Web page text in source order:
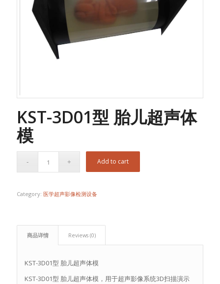
KST-3D01型 胎儿超声体
模
Add to cart
Category: 医学超声影像检测设备
商品详情 Reviews (0)
KST-3D01型 胎儿超声体模
KST-3D01型 胎儿超声体模，用于超声影像系统3D扫描演示